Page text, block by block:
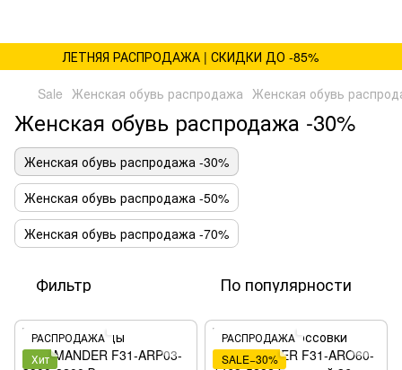
ЛЕТНЯЯ РАСПРОДАЖА | СКИДКИ ДО -85%
Sale Женская обувь распродажа Женская обувь
Женская обувь распродажа -30%
Женская обувь распродажа -30%
Женская обувь распродажа -50%
Женская обувь распродажа -70%
Фильтр По популярности
РАСПРОДАЖА
Хит
РАСПРОДАЖА
SALE−30%